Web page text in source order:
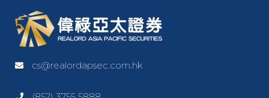
cs@realordapsec.com.hk